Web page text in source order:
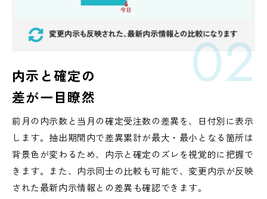
02
内示と確定の
差が一目瞭然
前月の内示数と当月の確定受注数の差異を、日付別に表示
します。抽出期間内で差異累計が最大・最小となる箇所は
背景色が変わるため、内示と確定のズレを視覚的に把握で
きます。また、内示同士の比較も可能で、変更内示が反映
された最新内示情報との差異も確認できます。